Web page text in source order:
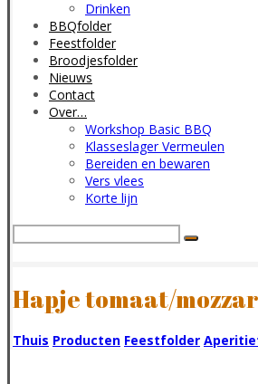
Drinken
BBQfolder
Feestfolder
Broodjesfolder
Nieuws
Contact
Over…
Workshop Basic BBQ
Klasseslager Vermeulen
Bereiden en bewaren
Vers vlees
Korte lijn
Hapje tomaat/
Thuis Producten Feestfolder